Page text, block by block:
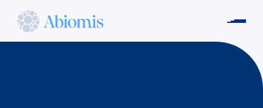
contenu
Abiomis